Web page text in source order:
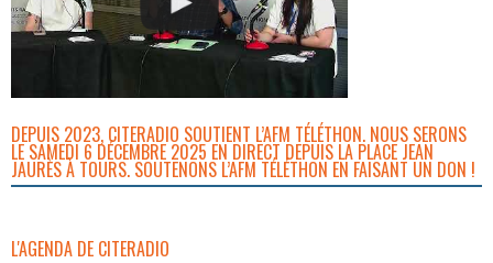
DEPUIS 2023, CITERADIO SOUTIENT L’AFM TÉLÉTHON. NOUS SERONS
LE SAMEDI 6 DÉCEMBRE 2025 EN DIRECT DEPUIS LA PLACE JEAN
JAURÈS À TOURS. SOUTENONS L’AFM TÉLÉTHON EN FAISANT UN DON !
L'AGENDA DE CITERADIO